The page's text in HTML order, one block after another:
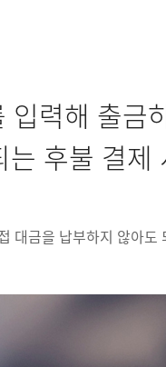
입력해 출금
후불 결제
대금을 납부하지 않아도